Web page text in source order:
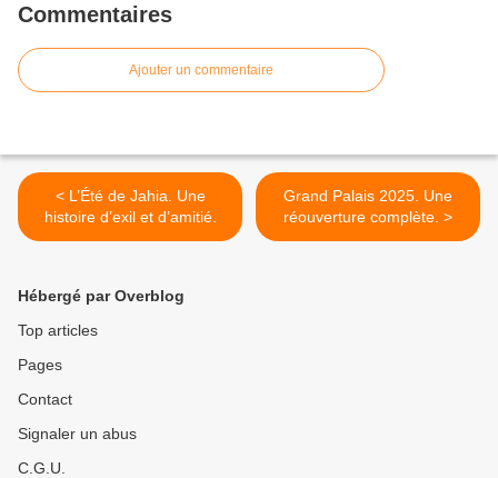
Commentaires
Ajouter un commentaire
< L’Été de Jahia. Une
histoire d’exil et d’amitié.
Grand Palais 2025. Une
réouverture complète. >
Hébergé par Overblog
Top articles
Pages
Contact
Signaler un abus
C.G.U.